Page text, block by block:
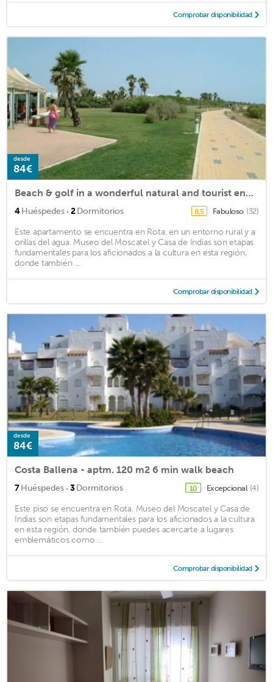
Comprobar disponibilidad
desde
84€
Beach & golf in a wonderful natural and tourist enclave. WiFi
4Huéspedes · 2Dormitorios 8,5 Fabuloso (32)
Este apartamento se encuentra en Rota, en un entorno rural y a
orillas del agua. Museo del Moscatel y Casa de Indias son etapas
fundamentales para los aficionados a la cultura en esta región,
donde también ...
Comprobar disponibilidad
desde
84€
Costa Ballena - aptm. 120 m2 6 min walk beach
7Huéspedes · 3Dormitorios 10 Excepcional (4)
Este piso se encuentra en Rota. Museo del Moscatel y Casa de
Indias son etapas fundamentales para los aficionados a la cultura
en esta región, donde también puedes acercarte a lugares
emblemáticos como ...
Comprobar disponibilidad